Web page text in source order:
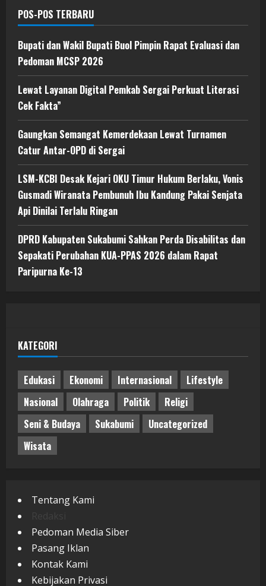
POS-POS TERBARU
Bupati dan Wakil Bupati Buol Pimpin Rapat Evaluasi dan
Pedoman MCSP 2026
Lewat Layanan Digital Pemkab Sergai Perkuat Literasi
Cek Fakta”
Gaungkan Semangat Kemerdekaan Lewat Turnamen
Catur Antar-OPD di Sergai
LSM-KCBI Desak Kejari OKU Timur Hukum Berlaku, Vonis
Gusmadi Wiranata Pembunuh Ibu Kandung Pakai Senjata
Api Dinilai Terlalu Ringan
DPRD Kabupaten Sukabumi Sahkan Perda Disabilitas dan
Sepakati Perubahan KUA-PPAS 2026 dalam Rapat
Paripurna Ke-13
KATEGORI
Edukasi Ekonomi Internasional
Lifestyle
Nasional
Olahraga Politik
Religi
Seni & Budaya
Sukabumi
Uncategorized
Wisata
Tentang Kami
Pedoman Media Siber
Pasang Iklan
Kontak Kami
Kebijakan Privasi